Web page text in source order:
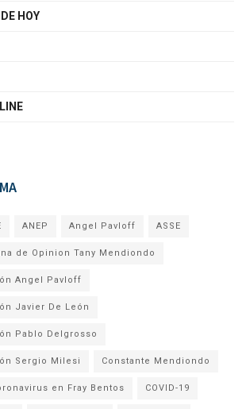
HOY
ANEP Angel Pavloff ASSE
de Opinion Tany Mendiondo
Angel Pavloff
Javier De León
Pablo Delgrosso
Sergio Milesi Constante Mendiondo
en Fray Bentos COVID-19